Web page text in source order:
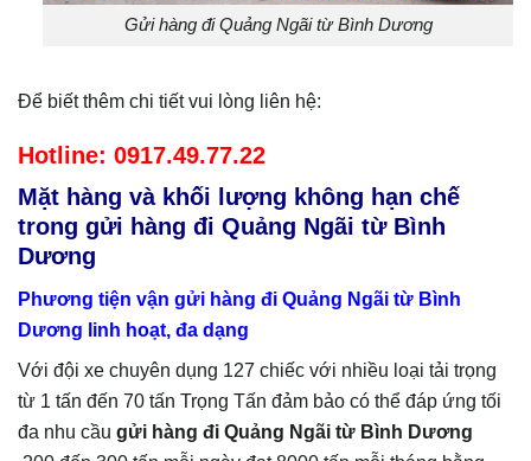
Gửi hàng đi Quảng Ngãi từ Bình Dương
Để biết thêm chi tiết vui lòng liên hệ:
Hotline: 0917.49.77.22
Mặt hàng và khối lượng không hạn chế
trong gửi hàng đi Quảng Ngãi từ Bình
Dương
Phương tiện vận gửi hàng đi Quảng Ngãi từ Bình
Dương linh hoạt, đa dạng
Với đội xe chuyên dụng 127 chiếc với nhiều loại tải trọng
từ 1 tấn đến 70 tấn Trọng Tấn đảm bảo có thể đáp ứng tối
đa nhu cầu gửi hàng đi Quảng Ngãi từ Bình Dương